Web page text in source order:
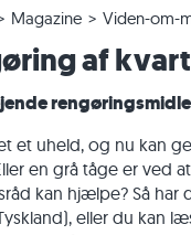
Beige fliser
Grå fliser
Beige
Grå
Trappetrin
Trappetrin
Marmor
Kvartsit
Travertin
Magazine Viden-om-
af
et uheld, og nu kan
en grå tåge er ved
kan hjælpe? Så
eller du kan